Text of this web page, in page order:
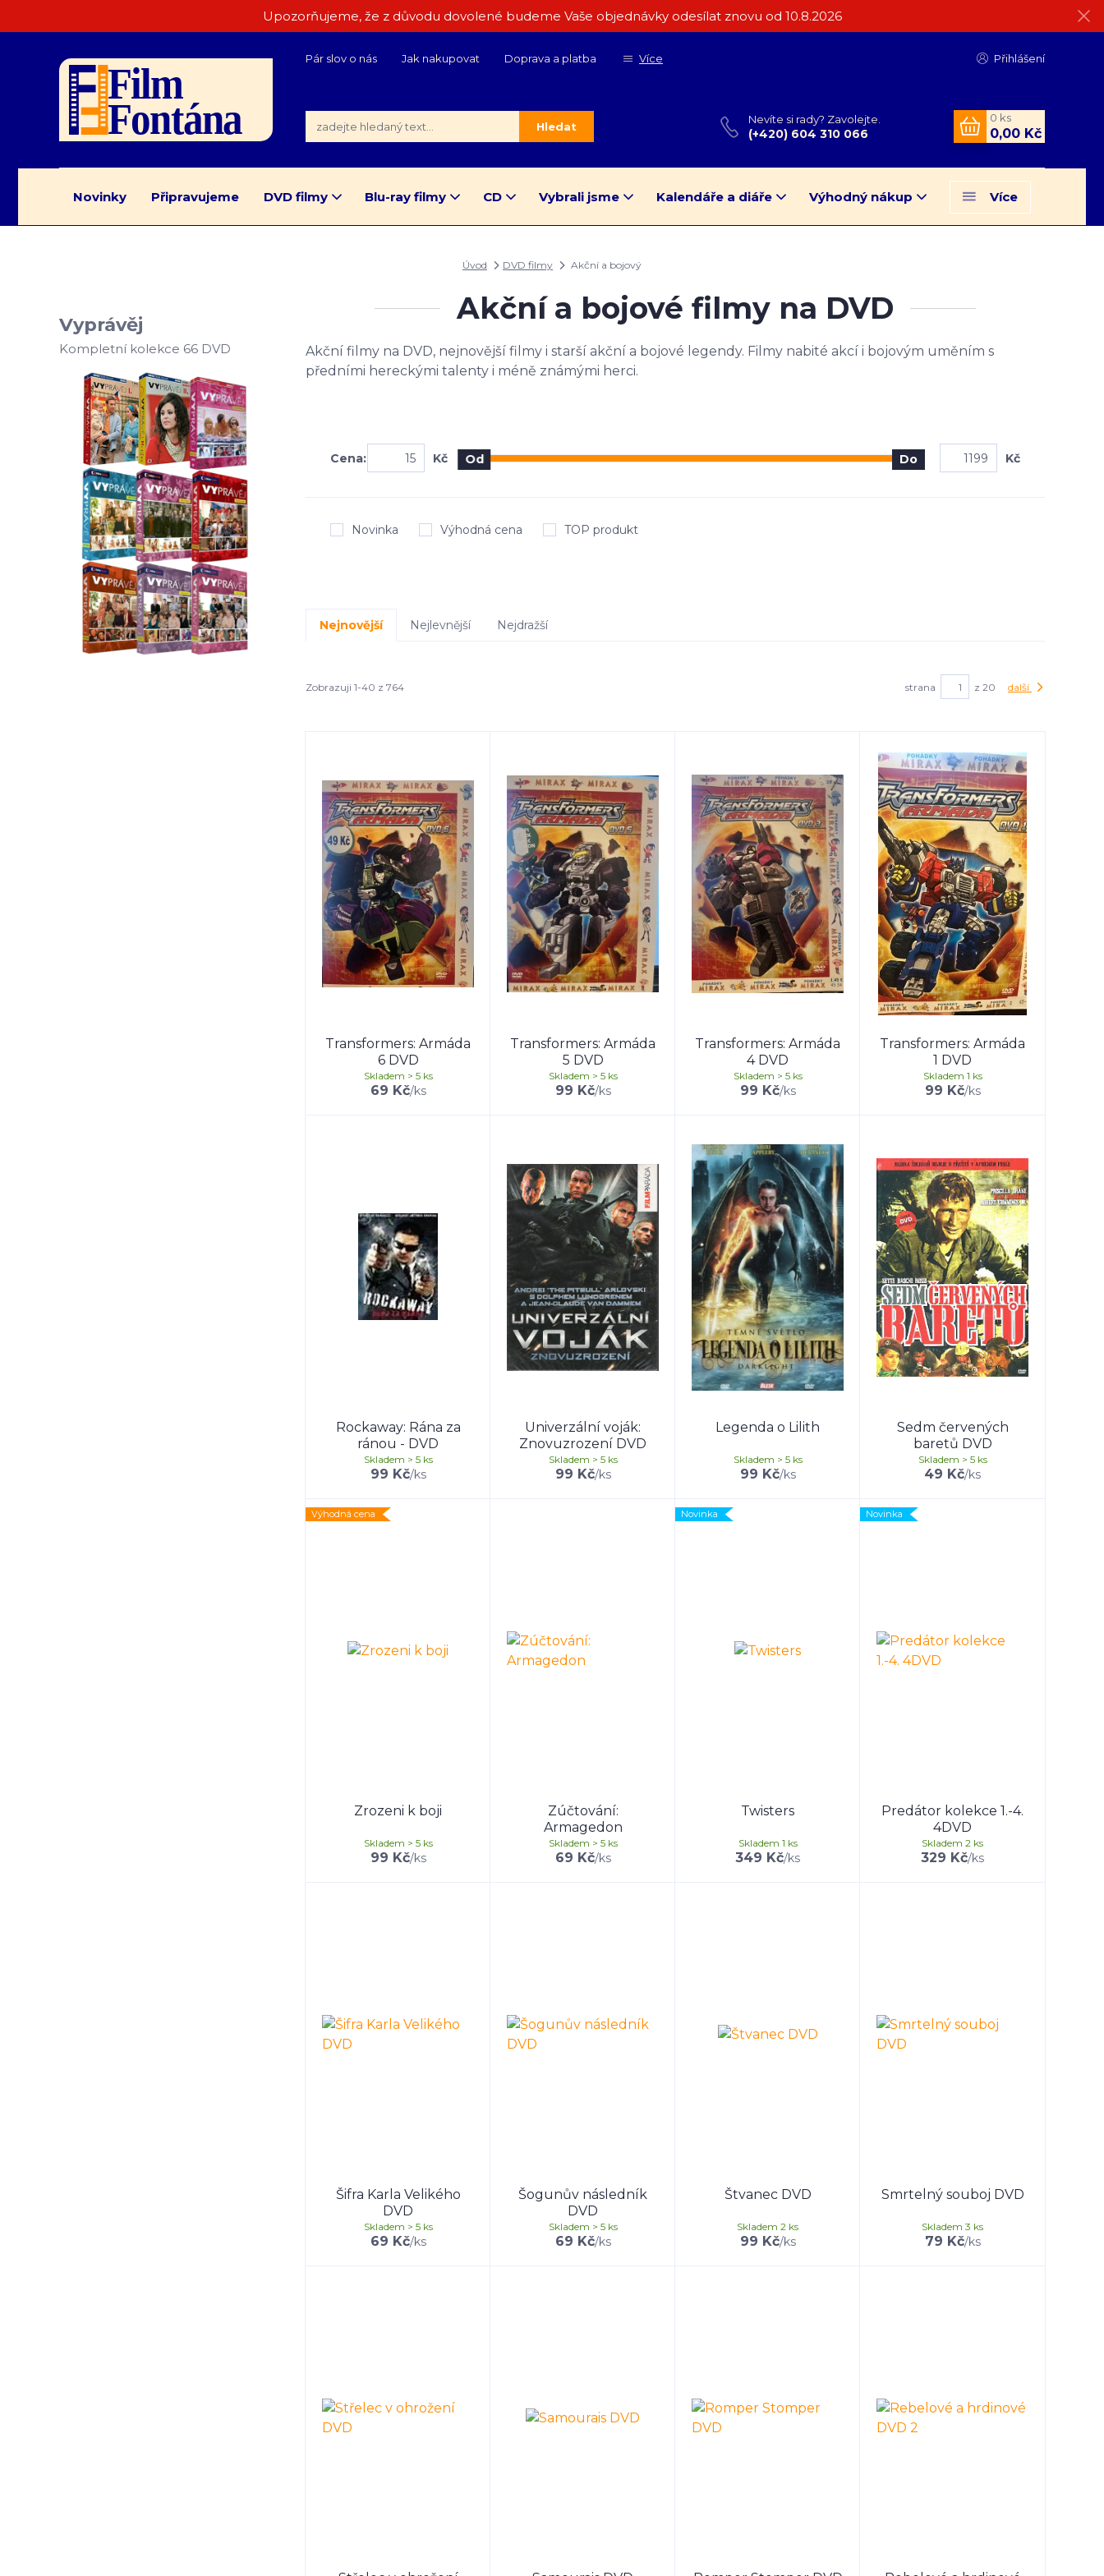
Upozorňujeme, že z důvodu dovolené budeme Vaše objednávky odesílat znovu od 10.8.2026
Pár slov o nás Jak nakupovat Doprava a platba Více Přihlášení
Hledat
Nevíte si rady? Zavolejte.
(+420) 604 310 066
0 ks
0,00 Kč
Novinky Připravujeme DVD filmy Blu-ray filmy CD Vybrali jsme Kalendáře a diáře Výhodný nákup Více
Úvod DVD filmy Akční a bojový
Vyprávěj
Kompletní kolekce 66 DVD
Akční a bojové filmy na DVD
Akční filmy na DVD, nejnovější filmy i starší akční a bojové legendy. Filmy nabité akcí i bojovým uměním s
předními hereckými talenty i méně známými herci.
Cena: Kč Od Do Kč
Novinka Výhodná cena TOP produkt
Nejnovější Nejlevnější Nejdražší
Zobrazuji 1-40 z 764 strana z 20 další
Transformers: Armáda
6 DVD
69 Kč/ks
Skladem > 5 ks
Transformers: Armáda
5 DVD
99 Kč/ks
Skladem > 5 ks
Transformers: Armáda
4 DVD
99 Kč/ks
Skladem > 5 ks
Transformers: Armáda
1 DVD
99 Kč/ks
Skladem 1 ks
Rockaway: Rána za
ránou - DVD
99 Kč/ks
Skladem > 5 ks
Univerzální voják:
Znovuzrození DVD
99 Kč/ks
Skladem > 5 ks
Legenda o Lilith
99 Kč/ks
Skladem > 5 ks
Sedm červených
baretů DVD
49 Kč/ks
Skladem > 5 ks
Výhodná cena
Zrozeni k boji
99 Kč/ks
Skladem > 5 ks
Zúčtování:
Armagedon
69 Kč/ks
Skladem > 5 ks
Novinka
Twisters
349 Kč/ks
Skladem 1 ks
Novinka
Predátor kolekce 1.-4.
4DVD
329 Kč/ks
Skladem 2 ks
Šifra Karla Velikého
DVD
69 Kč/ks
Skladem > 5 ks
Šogunův následník
DVD
69 Kč/ks
Skladem > 5 ks
Štvanec DVD
99 Kč/ks
Skladem 2 ks
Smrtelný souboj DVD
79 Kč/ks
Skladem 3 ks